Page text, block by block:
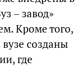
– завод»
Кроме того,
созданы
где